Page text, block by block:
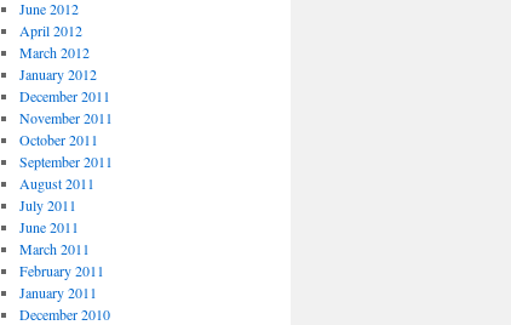
June 2012
April 2012
March 2012
January 2012
December 2011
November 2011
October 2011
September 2011
August 2011
July 2011
June 2011
March 2011
February 2011
January 2011
December 2010